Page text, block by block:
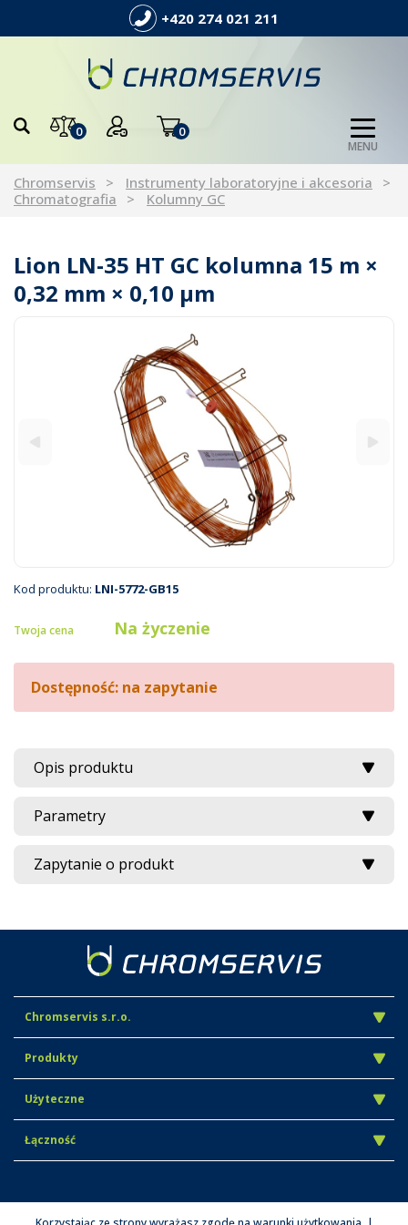
+420 274 021 211
0 0
MENU
Chromservis
Instrumenty laboratoryjne i akcesoria
Chromatografia
Kolumny GC
Lion LN-35 HT GC kolumna 15 m ×
0,32 mm × 0,10 µm
Kod produktu: LNI-5772-GB15
Twoja cena Na życzenie
Dostępność: na zapytanie
Opis produktu
Parametry
Zapytanie o produkt
Chromservis s.r.o.
Produkty
Użyteczne
Łączność